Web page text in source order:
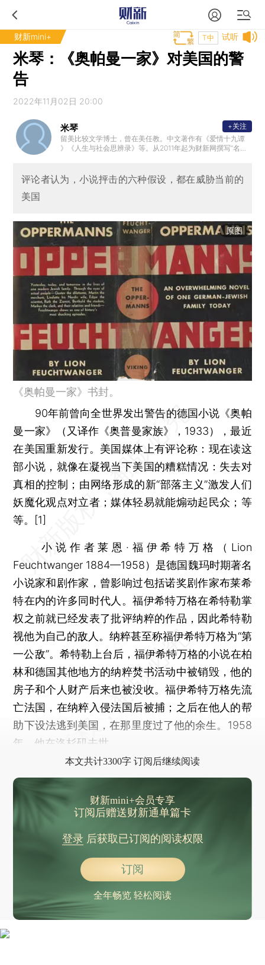
财新mini+ 试听
T中
米琴：《奥帕曼一家》对美国的警
告
2022年11月02日 20:00
米琴
留美比较文学博士，曾在美任教。中文著作有《爱情十九谭
》《人生与社会思辨录》等。从2011年起为财新网撰写“名著
+关注
评论者认为，小说抨击的六种假设，都在威胁当前的
美国
原图
《奥帕曼一家》书封。
90年前曾向全世界发出警告的德国小说《奥帕
曼一家》（又译作《奥普曼家族》，1933），最近
在美国重新发行。美国媒体上有评论称：现在读这
部小说，就像在凝视当下美国的糟糕情况：失去对
真相的控制；由网络形成的新“部落主义”激发人们
妖魔化观点对立者；媒体轻易就能煽动起民众；等
等。[1]
小说作者莱恩·福伊希特万格（Lion
Feuchtwanger 1884—1958）是德国魏玛时期著名
小说家和剧作家，曾影响过包括诺奖剧作家布莱希
特在内的许多同时代人。福伊希特万格在希特勒掌
权之前就已经发表了批评纳粹的作品，因此希特勒
视他为自己的敌人。纳粹甚至称福伊希特万格为“第
一公敌”。希特勒上台后，福伊希特万格的小说在柏
林和德国其他地方的纳粹焚书活动中被销毁，他的
房子和个人财产后来也被没收。福伊希特万格先流
亡法国，在纳粹入侵法国后被捕；之后在他人的帮
助下设法逃到美国，在那里度过了他的余生。1958
年，他在洛杉矶去世。
本文共计3300字 订阅后继续阅读
财新mini+会员专享
订阅后赠送财新通单篇卡
登录后获取已订阅的阅读权限
订阅
全年畅览 轻松阅读